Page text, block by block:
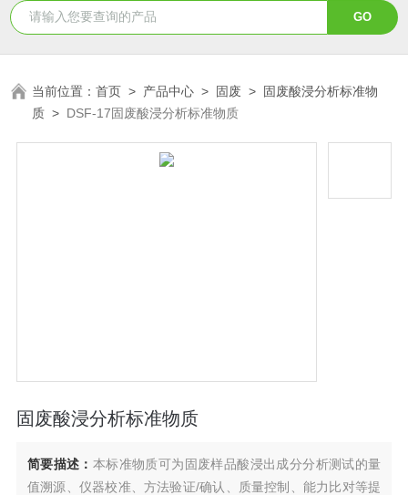
当前位置：首页 > 产品中心 > 固废 > 固废酸浸分析标准物
质 > DSF-17固废酸浸分析标准物质
固废酸浸分析标准物质
简要描述： 本标准物质可为固废样品酸浸出成分分析测试的量
值溯源、仪器校准、方法验证/确认、质量控制、能力比对等提